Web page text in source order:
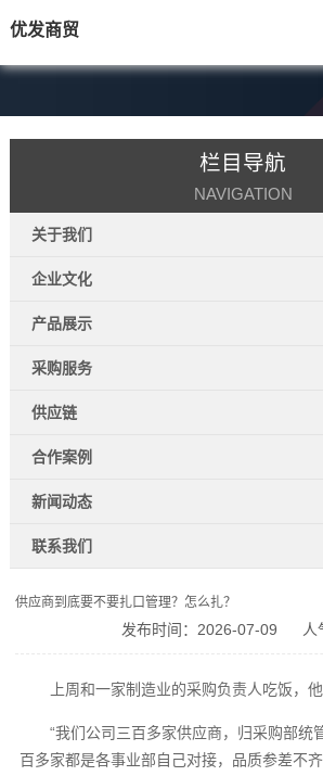
优发商贸
栏目导航
NAVIGATION
关于我们
企业文化
产品展示
采购服务
供应链
合作案例
新闻动态
联系我们
供应商到底要不要扎口管理？怎么扎？
发布时间：2026-07-09 人
上周和一家制造业的采购负责人吃饭，
“我们公司三百多家供应商，归采购部统
百多家都是各事业部自己对接，品质参差不